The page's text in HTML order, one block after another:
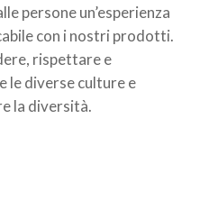
persone un’esperienza
con i nostri prodotti.
rispettare e
le diverse culture e
la diversità.